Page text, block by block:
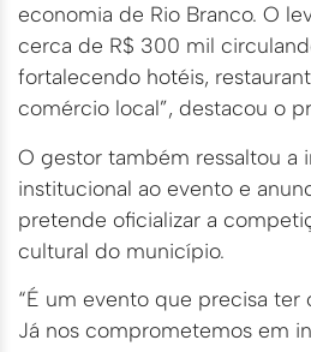
economia de Rio Branco. O
cerca de R$ 300 mil
fortalecendo hotéis,
comércio local”, destacou o
O gestor também ressaltou a
institucional ao evento e
pretende oficializar a
cultural do município.
“É um evento que precisa ter
Já nos comprometemos em